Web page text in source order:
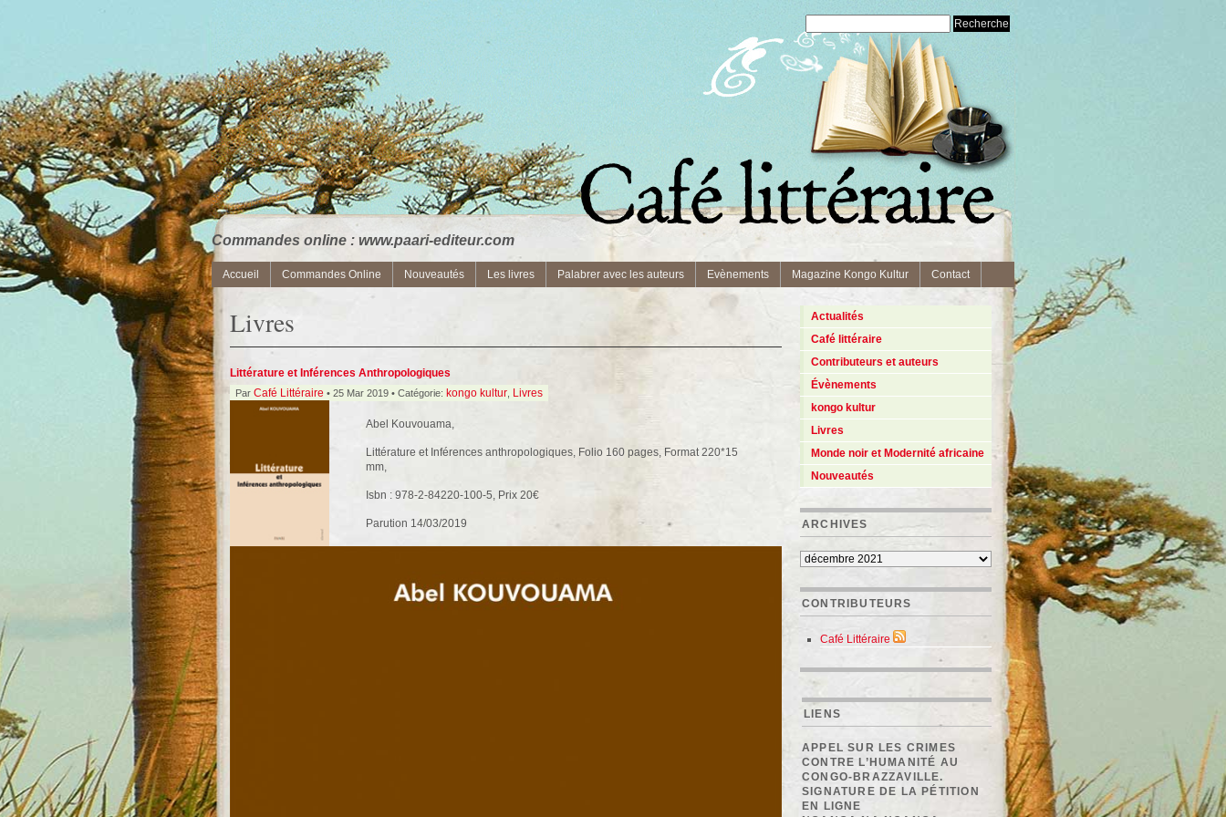
Commandes online : www.paari-editeur.com
Accueil Commandes Online Nouveautés Les livres Palabrer avec les auteurs Evènements Magazine Kongo Kultur Contact
Livres
Littérature et Inférences Anthropologiques
Par Café Littéraire • 25 Mar 2019 • Catégorie: kongo kultur Livres
Abel Kouvouama,
Littérature et Inférences anthropologiques, Folio 160 pages, Format 220*15
mm,
Isbn : 978-2-84220-100-5, Prix 20€
Parution 14/03/2019
Actualités
Café littéraire
Contributeurs et auteurs
Évènements
kongo kultur
Livres
Monde noir et Modernité africaine
Nouveautés
ARCHIVES
CONTRIBUTEURS
Café Littéraire
LIENS
APPEL SUR LES CRIMES
CONTRE L’HUMANITÉ AU
CONGO-BRAZZAVILLE.
SIGNATURE DE LA PÉTITION
EN LIGNE